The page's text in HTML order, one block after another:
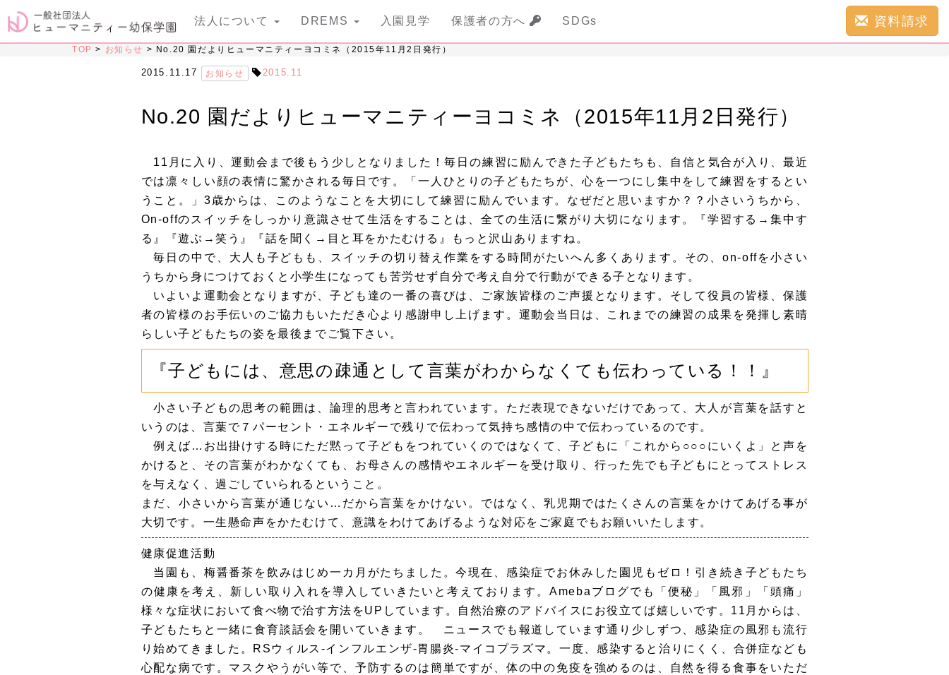
法人について DREMS 入園見学 保護者の方へ SDGs 資料請求
TOP > お知らせ > No.20 園だよりヒューマニティーヨコミネ（2015年11月2日発行）
2015.11.17 お知らせ 2015.11
No.20 園だよりヒューマニティーヨコミネ（2015年11月2日発行）
11月に入り、運動会まで後もう少しとなりました！毎日の練習に励んできた子どもたちも、自信と気合が入り、最近
では凛々しい顔の表情に驚かされる毎日です。「一人ひとりの子どもたちが、心を一つにし集中をして練習をするとい
うこと。」3歳からは、このようなことを大切にして練習に励んでいます。なぜだと思いますか？？小さいうちから、
On-offのスイッチをしっかり意識させて生活をすることは、全ての生活に繋がり大切になります。『学習する→集中す
る』『遊ぶ→笑う』『話を聞く→目と耳をかたむける』もっと沢山ありますね。
毎日の中で、大人も子どもも、スイッチの切り替え作業をする時間がたいへん多くあります。その、on-offを小さい
うちから身につけておくと小学生になっても苦労せず自分で考え自分で行動ができる子となります。
いよいよ運動会となりますが、子ども達の一番の喜びは、ご家族皆様のご声援となります。そして役員の皆様、保護
者の皆様のお手伝いのご協力もいただき心より感謝申し上げます。運動会当日は、これまでの練習の成果を発揮し素晴
らしい子どもたちの姿を最後までご覧下さい。
『子どもには、意思の疎通として言葉がわからなくても伝わっている！！』
小さい子どもの思考の範囲は、論理的思考と言われています。ただ表現できないだけであって、大人が言葉を話すと
いうのは、言葉で７パーセント・エネルギーで残りで伝わって気持ち感情の中で伝わっているのです。
例えば…お出掛けする時にただ黙って子どもをつれていくのではなくて、子どもに「これから○○○にいくよ」と声を
かけると、その言葉がわかなくても、お母さんの感情やエネルギーを受け取り、行った先でも子どもにとってストレス
を与えなく、過ごしていられるということ。
まだ、小さいから言葉が通じない…だから言葉をかけない。ではなく、乳児期ではたくさんの言葉をかけてあげる事が
大切です。一生懸命声をかたむけて、意識をわけてあげるような対応をご家庭でもお願いいたします。
健康促進活動
当園も、梅醤番茶を飲みはじめ一カ月がたちました。今現在、感染症でお休みした園児もゼロ！引き続き子どもたち
の健康を考え、新しい取り入れを導入していきたいと考えております。Amebaブログでも「便秘」「風邪」「頭痛」
様々な症状において食べ物で治す方法をUPしています。自然治療のアドバイスにお役立てば嬉しいです。11月からは、
子どもたちと一緒に食育談話会を開いていきます。 ニュースでも報道しています通り少しずつ、感染症の風邪も流行
り始めてきました。RSウィルス-インフルエンザ-胃腸炎-マイコプラズマ。一度、感染すると治りにくく、合併症なども
心配な病です。マスクやうがい等で、予防するのは簡単ですが、体の中の免疫を強めるのは、自然を得る食事をいただ